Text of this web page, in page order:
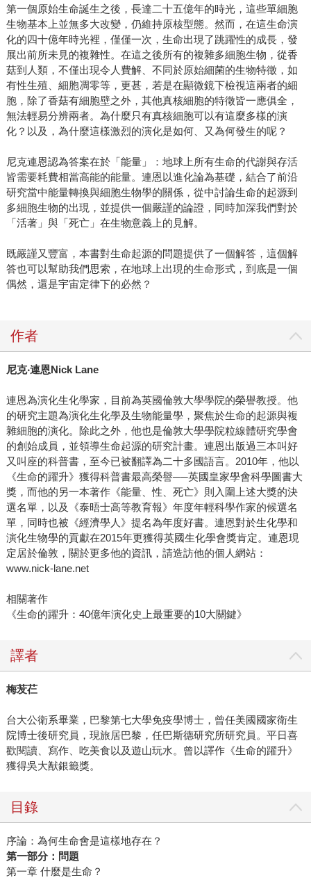
第一個原始生命誕生之後，長達二十五億年的時光，這些單細胞
生物基本上並無多大改變，仍維持原核型態。然而，在這生命演
化的四十億年時光裡，僅僅一次，生命出現了跳躍性的成長，發
展出前所未見的複雜性。在這之後所有的複雜多細胞生物，從香
菇到人類，不僅出現令人費解、不同於原始細菌的生物特徵，如
有性生殖、細胞凋零等，更甚，若是在顯微鏡下檢視這兩者的細
胞，除了香菇有細胞壁之外，其他真核細胞的特徵皆一應俱全，
無法輕易分辨兩者。為什麼只有真核細胞可以有這麼多樣的演
化？以及，為什麼這樣激烈的演化是如何、又為何發生的呢？
尼克連恩認為答案在於「能量」：地球上所有生命的代謝與存活
皆需要耗費相當高能的能量。連恩以進化論為基礎，結合了前沿
研究當中能量轉換與細胞生物學的關係，從中討論生命的起源到
多細胞生物的出現，並提供一個嚴謹的論證，同時加深我們對於
「活著」與「死亡」在生物意義上的見解。
既嚴謹又豐富，本書對生命起源的問題提供了一個解答，這個解
答也可以幫助我們思索，在地球上出現的生命形式，到底是一個
偶然，還是宇宙定律下的必然？
作者
尼克‧連恩Nick Lane
連恩為演化生化學家，目前為英國倫敦大學學院的榮譽教授。他
的研究主題為演化生化學及生物能量學，聚焦於生命的起源與複
雜細胞的演化。除此之外，他也是倫敦大學學院粒線體研究學會
的創始成員，並領導生命起源的研究計畫。連恩出版過三本叫好
又叫座的科普書，至今已被翻譯為二十多國語言。2010年，他以
《生命的躍升》獲得科普書最高榮譽──英國皇家學會科學圖書大
獎，而他的另一本著作《能量、性、死亡》則入圍上述大獎的決
選名單，以及《泰晤士高等教育報》年度年輕科學作家的候選名
單，同時也被《經濟學人》提名為年度好書。連恩對於生化學和
演化生物學的貢獻在2015年更獲得英國生化學會獎肯定。連恩現
定居於倫敦，關於更多他的資訊，請造訪他的個人網站：
www.nick-lane.net
相關著作
《生命的躍升：40億年演化史上最重要的10大關鍵》
譯者
梅苃芢
台大公衛系畢業，巴黎第七大學免疫學博士，曾任美國國家衛生
院博士後研究員，現旅居巴黎，任巴斯德研究所研究員。平日喜
歡閱讀、寫作、吃美食以及遊山玩水。曾以譯作《生命的躍升》
獲得吳大猷銀籤獎。
目錄
序論：為何生命會是這樣地存在？
第一部分：問題
第一章 什麼是生命？